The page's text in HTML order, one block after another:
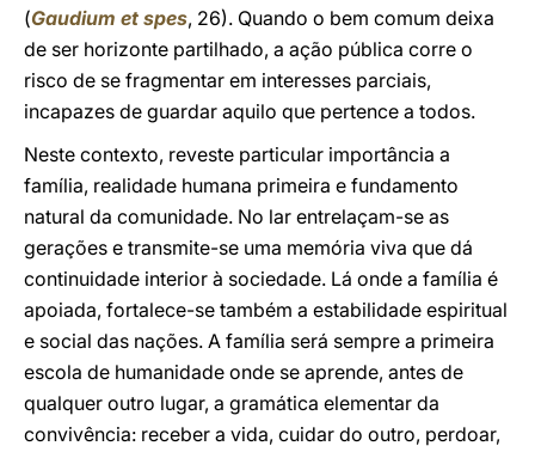
(Gaudium et spes, 26). Quando o bem comum deixa
de ser horizonte partilhado, a ação pública corre o
risco de se fragmentar em interesses parciais,
incapazes de guardar aquilo que pertence a todos.
Neste contexto, reveste particular importância a
família, realidade humana primeira e fundamento
natural da comunidade. No lar entrelaçam-se as
gerações e transmite-se uma memória viva que dá
continuidade interior à sociedade. Lá onde a família é
apoiada, fortalece-se também a estabilidade espiritual
e social das nações. A família será sempre a primeira
escola de humanidade onde se aprende, antes de
qualquer outro lugar, a gramática elementar da
convivência: receber a vida, cuidar do outro, perdoar,